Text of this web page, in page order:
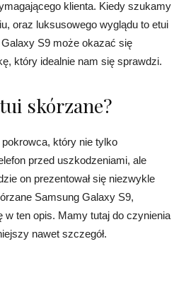
klienta. Kiedy szukamy
oraz luksusowego wyglądu to etui
S9 może okazać się
który idealnie nam się sprawdzi.
skórzane?
który nie tylko
przed uszkodzeniami, ale
on prezentował się niezwykle
Samsung Galaxy S9,
w ten opis. Mamy tutaj do czynienia
nawet szczegół.